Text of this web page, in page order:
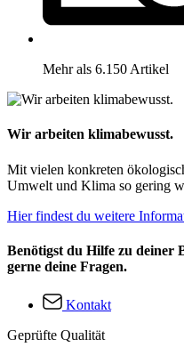
Mehr als 6.150 Artikel
Wir arbeiten klimabewusst.
Mit vielen konkreten
Umwelt und Klima so gering
Hier findest du weitere
Benötigst du Hilfe zu deiner
gerne deine Fragen.
Kontakt
Geprüfte Qualität